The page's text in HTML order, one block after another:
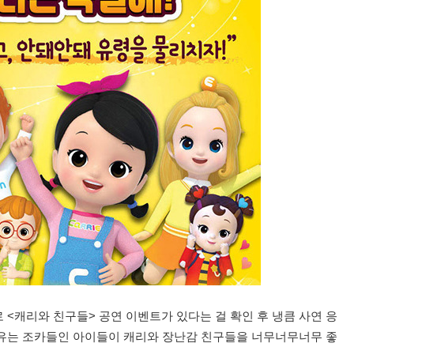
<캐리와 친구들> 공연 이벤트가 있다는 걸 확인 후 냉큼 사연 응
는 조카들인 아이들이 캐리와 장난감 친구들을 너무너무너무 좋